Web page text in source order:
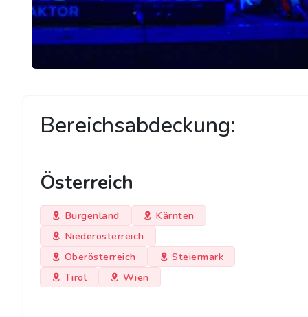
Bereichsabdeckung:
Österreich
Burgenland
Kärnten
Niederösterreich
Oberösterreich
Steiermark
Tirol
Wien